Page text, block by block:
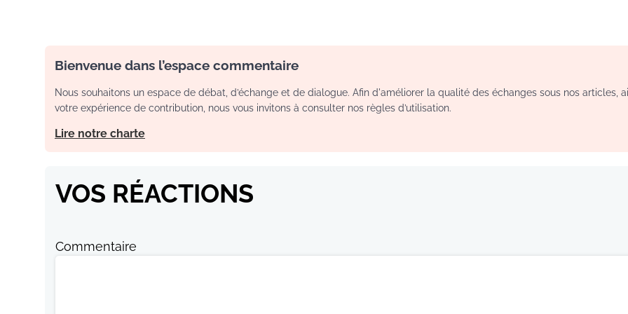
Bienvenue dans l’espace commentaire
Nous souhaitons un espace de débat, d’échange et de dialogue. Afin d'améliorer la qualité des échanges sous nos articles,
votre expérience de contribution, nous vous invitons à consulter nos règles d’utilisation.
Lire notre charte
VOS RÉACTIONS
Commentaire